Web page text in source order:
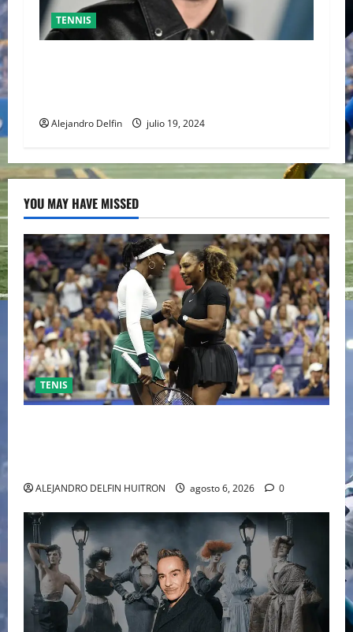
TENNIS
Alejandro Delfin julio 19, 2024
YOU MAY HAVE MISSED
TENIS
ALEJANDRO DELFIN HUITRON agosto 6, 2026 0